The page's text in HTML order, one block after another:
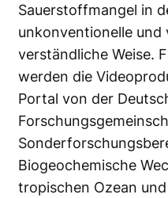
Sauerstoffmangel in
unkonventionelle und
verständliche Weise.
werden die
Portal von der
Biogeochemische
tropischen Ozean